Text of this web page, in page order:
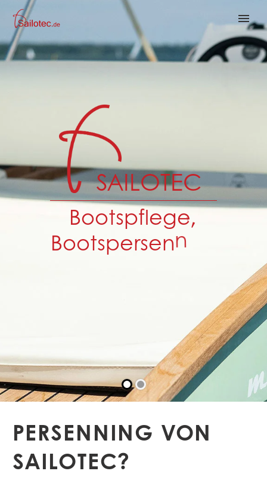
SAILOTEC
Bootspflege,
Bootspersenn
t
i
PERSENNING VON
SAILOTEC?